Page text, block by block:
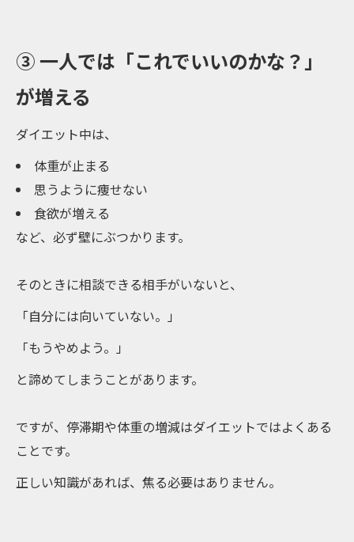
③ 一人では「これでいいのかな？」
が増える
ダイエット中は、
体重が止まる
思うように痩せない
食欲が増える
など、必ず壁にぶつかります。
そのときに相談できる相手がいないと、
「自分には向いていない。」
「もうやめよう。」
と諦めてしまうことがあります。
ですが、停滞期や体重の増減はダイエットではよくある
ことです。
正しい知識があれば、焦る必要はありません。